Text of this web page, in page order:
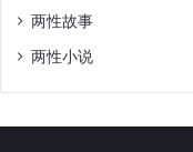
两性故事
两性小说